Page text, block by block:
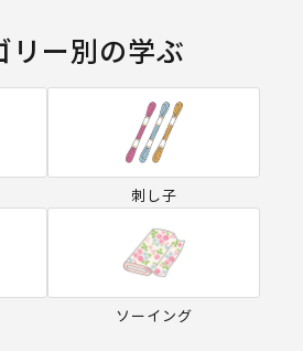
リー別の学ぶ
刺し子
ソーイング